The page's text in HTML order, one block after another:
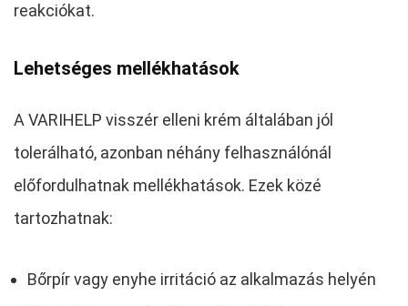
reakciókat.
Lehetséges mellékhatások
A VARIHELP visszér elleni krém általában jól
tolerálható, azonban néhány felhasználónál
előfordulhatnak mellékhatások. Ezek közé
tartozhatnak:
Bőrpír vagy enyhe irritáció az alkalmazás helyén